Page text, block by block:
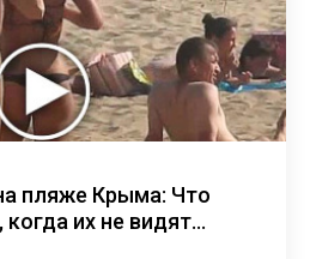
пляже Крыма: Что
их не видят...